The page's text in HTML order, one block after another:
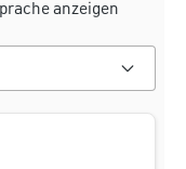
anzeigen
5 Sternen